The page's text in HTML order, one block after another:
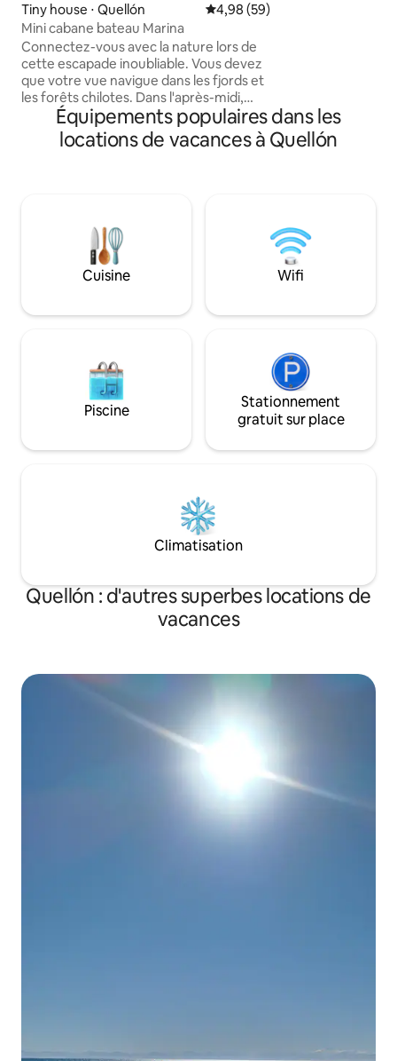
Tiny house ⋅ Quellón Évaluation moyenne sur la
4,98 (59)
Mini cabane bateau Marina
Connectez-vous avec la nature lors de
cette escapade inoubliable. Vous devez
que votre vue navigue dans les fjords et
les forêts chilotes. Dans l'après-midi,
détendez-vous votre corps et votre
esprit dans le pot chaud sous les étoiles.
Sa forme de bateau et son
faire de votre repos un succès.
Renforcez votre système immunitaire
avec des bains de forêt sur notre
magnifique sentier indigène et visitez la
bateau pour
Magellan.
Équipements populaires dans les
locations de vacances à Quellón
Cuisine Wifi
Piscine
Stationnement
gratuit sur place
Climatisation
Quellón : d'autres superbes locations de
vacances